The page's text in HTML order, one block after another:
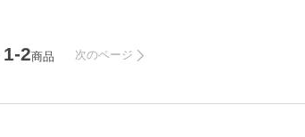
1-2商品 次のページ